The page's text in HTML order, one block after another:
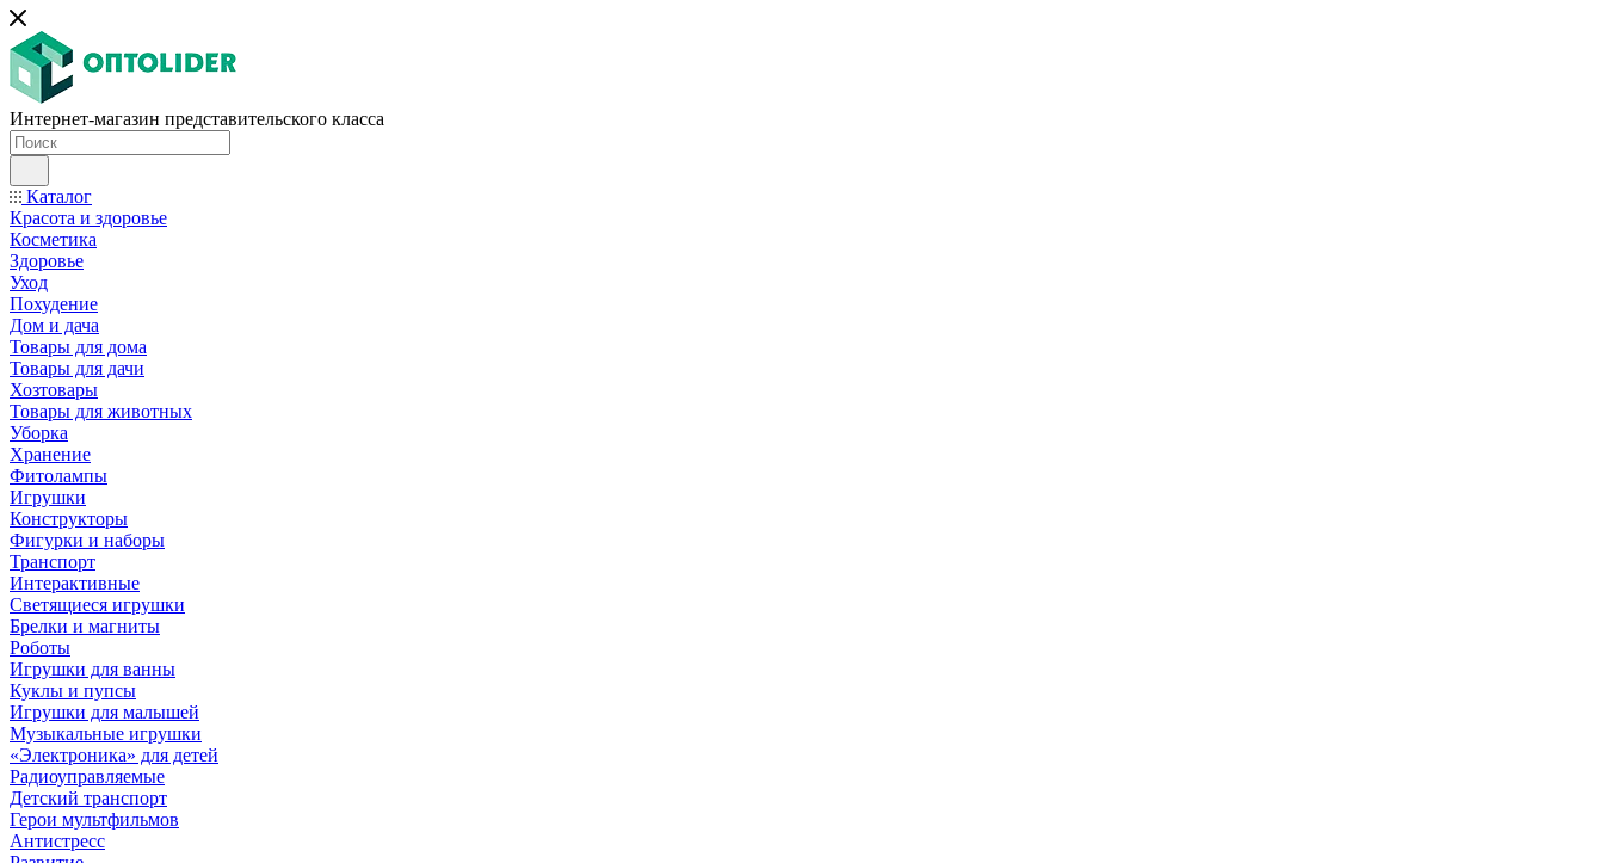
Интернет-магазин представительского класса
Каталог
Красота и здоровье
Косметика
Здоровье
Уход
Похудение
Дом и дача
Товары для дома
Товары для дачи
Хозтовары
Товары для животных
Уборка
Хранение
Фитолампы
Игрушки
Конструкторы
Фигурки и наборы
Транспорт
Интерактивные
Светящиеся игрушки
Брелки и магниты
Роботы
Игрушки для ванны
Куклы и пупсы
Игрушки для малышей
Музыкальные игрушки
«Электроника» для детей
Радиоуправляемые
Детский транспорт
Герои мультфильмов
Антистресс